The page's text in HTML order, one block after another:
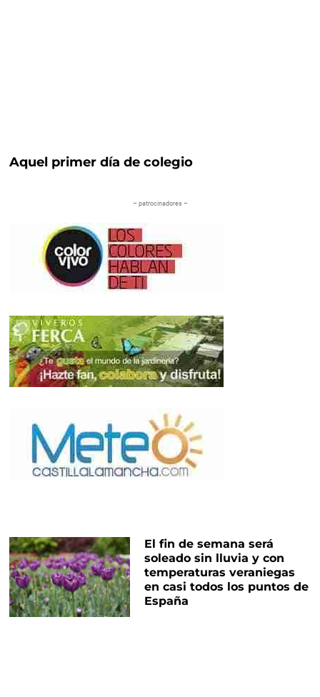
Aquel primer día de colegio
– patrocinadores –
El fin de semana será
soleado sin lluvia y con
temperaturas veraniegas
en casi todos los puntos de
España